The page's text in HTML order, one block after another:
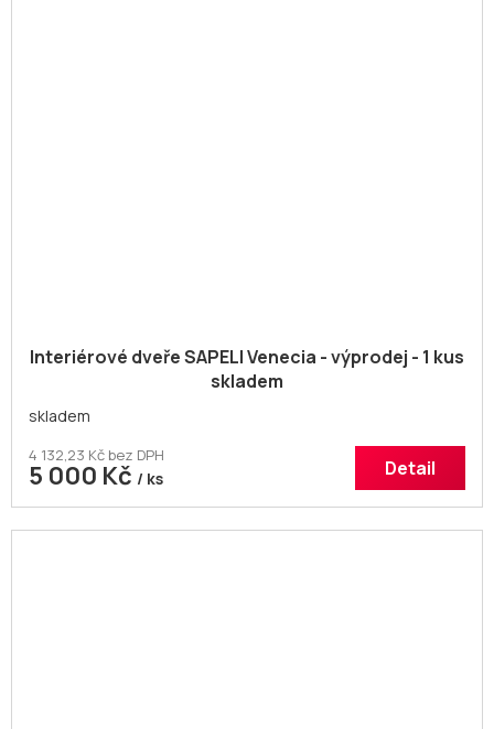
Interiérové dveře SAPELI Venecia - výprodej - 1 kus
skladem
skladem
4 132,23 Kč bez DPH
5 000 Kč / ks Detail